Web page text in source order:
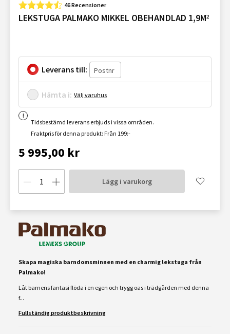
46 Recensioner
LEKSTUGA PALMAKO MIKKEL OBEHANDLAD 1,9M²
Leverans till:
Hämta i: Välj varuhus
Tidsbestämd leverans erbjuds i vissa områden.
Fraktpris för denna produkt: Från 199:-
5 995,00 kr
Lägg i varukorg
Skapa magiska barndomsminnen med en charmig lekstuga från
Palmako!
Låt barnens fantasi flöda i en egen och trygg oas i trädgården med denna
f...
Fullständig produktbeskrivning